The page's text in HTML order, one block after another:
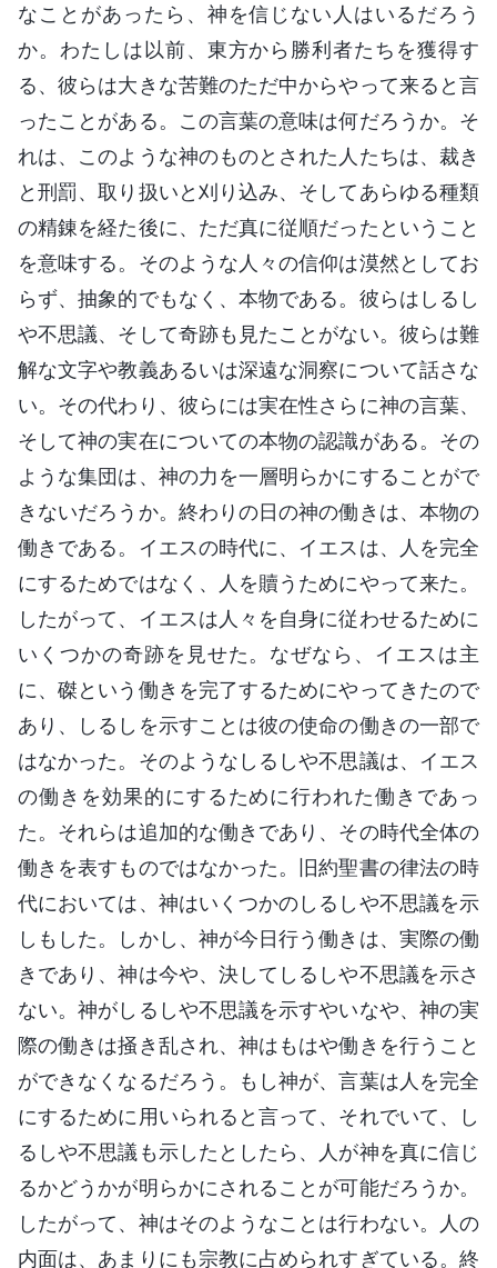
なことがあったら、神を信じない人はいるだろう
か。わたしは以前、東方から勝利者たちを獲得す
る、彼らは大きな苦難のただ中からやって来ると言
ったことがある。この言葉の意味は何だろうか。そ
れは、このような神のものとされた人たちは、裁き
と刑罰、取り扱いと刈り込み、そしてあらゆる種類
の精錬を経た後に、ただ真に従順だったということ
を意味する。そのような人々の信仰は漠然としてお
らず、抽象的でもなく、本物である。彼らはしるし
や不思議、そして奇跡も見たことがない。彼らは難
解な文字や教義あるいは深遠な洞察について話さな
い。その代わり、彼らには実在性さらに神の言葉、
そして神の実在についての本物の認識がある。その
ような集団は、神の力を一層明らかにすることがで
きないだろうか。終わりの日の神の働きは、本物の
働きである。イエスの時代に、イエスは、人を完全
にするためではなく、人を贖うためにやって来た。
したがって、イエスは人々を自身に従わせるために
いくつかの奇跡を見せた。なぜなら、イエスは主
に、磔という働きを完了するためにやってきたので
あり、しるしを示すことは彼の使命の働きの一部で
はなかった。そのようなしるしや不思議は、イエス
の働きを効果的にするために行われた働きであっ
た。それらは追加的な働きであり、その時代全体の
働きを表すものではなかった。旧約聖書の律法の時
代においては、神はいくつかのしるしや不思議を示
しもした。しかし、神が今日行う働きは、実際の働
きであり、神は今や、決してしるしや不思議を示さ
ない。神がしるしや不思議を示すやいなや、神の実
際の働きは掻き乱され、神はもはや働きを行うこと
ができなくなるだろう。もし神が、言葉は人を完全
にするために用いられると言って、それでいて、し
るしや不思議も示したとしたら、人が神を真に信じ
るかどうかが明らかにされることが可能だろうか。
したがって、神はそのようなことは行わない。人の
内面は、あまりにも宗教に占められすぎている。終